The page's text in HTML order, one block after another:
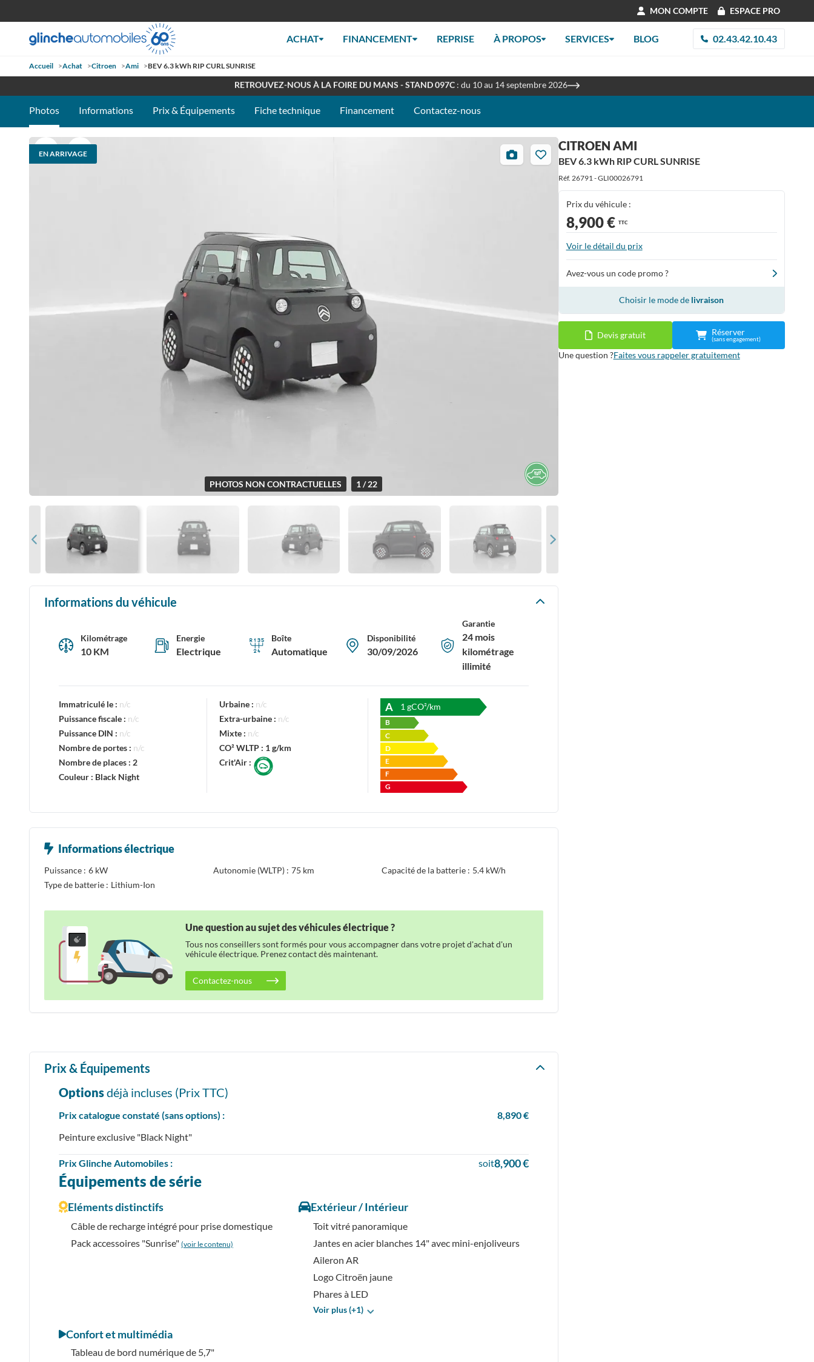
MON COMPTE ESPACE PRO
ACHAT FINANCEMENT REPRISE À PROPOS SERVICES BLOG 02.43.42.10.43
Accueil >Achat >Citroen >Ami >BEV 6.3 kWh RIP CURL SUNRISE
RETROUVEZ-NOUS À LA FOIRE DU MANS - STAND 097C : du 10 au 14 septembre 2026
OUVERT TOUT L'ÉTÉ
Photos Informations Prix & Équipements Fiche technique Financement Contactez-nous
EN ARRIVAGE
22
photos
PHOTOS NON CONTRACTUELLES 1 / 22
Informations du véhicule
Kilométrage
10 KM
Energie
Electrique
Boîte
Automatique
Disponibilité
30/09/2026
Garantie
24 mois
kilométrage
illimité
Immatriculé le : n/c
Puissance fiscale : n/c
Puissance DIN : n/c
Nombre de portes : n/c
Nombre de places : 2
Couleur : Black Night
Urbaine : n/c
Extra-urbaine : n/c
Mixte : n/c
CO² WLTP : 1 g/km
Crit'Air :
A 1 gCO²/km
B
C
D
E
F
G
Informations électrique
Puissance : 6 kW Autonomie (WLTP) : 75 km Capacité de la batterie : 5.4 kW/h
Type de batterie : Lithium-Ion
Une question au sujet des véhicules électrique ?
Tous nos conseillers sont formés pour vous accompagner dans votre projet d'achat d'un
véhicule électrique. Prenez contact dès maintenant.
Contactez-nous
Prix & Équipements
Optionsdéjà incluses (PrixTTC)
Prix catalogue constaté (sans options) :
8,890 €
Peinture exclusive "Black Night"
Prix Glinche Automobiles : soit8,900 €
Équipements de série
Eléments distinctifs
Câble de recharge intégré pour prise domestique
Pack accessoires "Sunrise" (voir le contenu)
Extérieur / Intérieur
Toit vitré panoramique
Jantes en acier blanches 14" avec mini-enjoliveurs
Aileron AR
Logo Citroën jaune
Phares à LED
Voir plus (+1)
Confort et multimédia
Tableau de bord numérique de 5,7"
CITROEN AMI
BEV 6.3 kWh RIP CURL SUNRISE
Réf. 26791 - GLI00026791
Prix du véhicule :
8,900 € TTC
Voir le détail du prix
Avez-vous un code promo ?
Choisir le mode de livraison
Devis gratuit Réserver
(sans engagement)
Une question ?Faites vous rappeler gratuitement